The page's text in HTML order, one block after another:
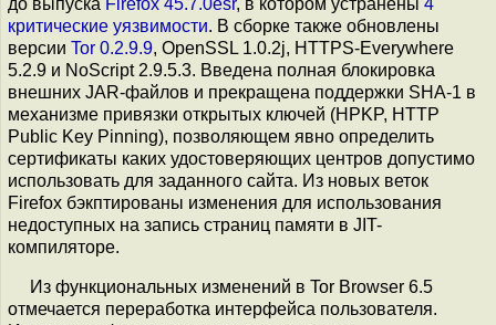
до выпуска Firefox 45.7.0esr, в котором устранены 4
критические уязвимости. В сборке также обновлены
версии Tor 0.2.9.9, OpenSSL 1.0.2j, HTTPS-Everywhere
5.2.9 и NoScript 2.9.5.3. Введена полная блокировка
внешних JAR-файлов и прекращена поддержки SHA-1 в
механизме привязки открытых ключей (HPKP, HTTP
Public Key Pinning), позволяющем явно определить
сертификаты каких удостоверяющих центров допустимо
использовать для заданного сайта. Из новых веток
Firefox бэкптированы изменения для использования
недоступных на запись страниц памяти в JIT-
компиляторе.
Из функциональных изменений в Tor Browser 6.5
отмечается переработка интерфейса пользователя.